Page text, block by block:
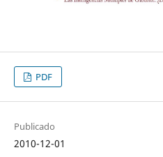
PDF
Publicado
2010-12-01